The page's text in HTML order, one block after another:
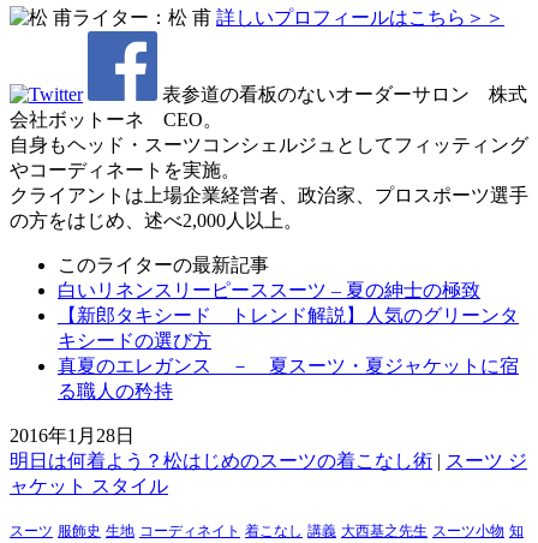
ライター：松 甫 詳しいプロフィールはこちら＞＞
表参道の看板のないオーダーサロン 株式
会社ボットーネ CEO。
自身もヘッド・スーツコンシェルジュとしてフィッティング
やコーディネートを実施。
クライアントは上場企業経営者、政治家、プロスポーツ選手
の方をはじめ、述べ2,000人以上。
このライターの最新記事
白いリネンスリーピーススーツ – 夏の紳士の極致
【新郎タキシード トレンド解説】人気のグリーンタ
キシードの選び方
真夏のエレガンス － 夏スーツ・夏ジャケットに宿
る職人の矜持
2016年1月28日
明日は何着よう？松はじめのスーツの着こなし術 | スーツ ジ
ャケット スタイル
スーツ 服飾史 生地 コーディネイト 着こなし 講義 大西基之先生 スーツ小物 知